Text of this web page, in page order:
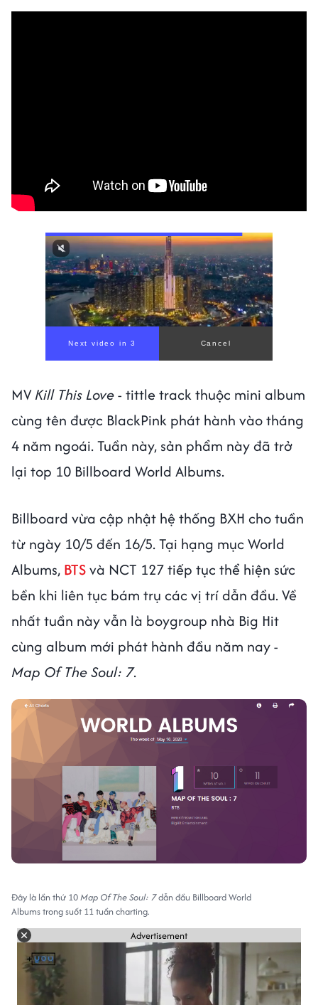
MV Kill This Love- tittle track thuộc mini album
cùng tên được BlackPink phát hành vào tháng
4 năm ngoái. Tuần này, sản phẩm này đã trở
lại top 10 Billboard World Albums.
Billboard vừa cập nhật hệ thống BXH cho tuần
từ ngày 10/5 đến 16/5. Tại hạng mục World
Albums, BTSvà NCT 127 tiếp tục thể hiện sức
bền khi liên tục bám trụ các vị trí dẫn đầu. Về
nhất tuần này vẫn là boygroup nhà Big Hit
cùng album mới phát hành đầu năm nay -
Map Of The Soul: 7.
Đây là lần thứ 10Map Of The Soul: 7dẫn đầu Billboard World
Albums trong suốt 11 tuần charting.
Advertisement